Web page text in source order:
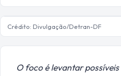
Crédito: Divulgação/Detran-DF
O foco é levantar